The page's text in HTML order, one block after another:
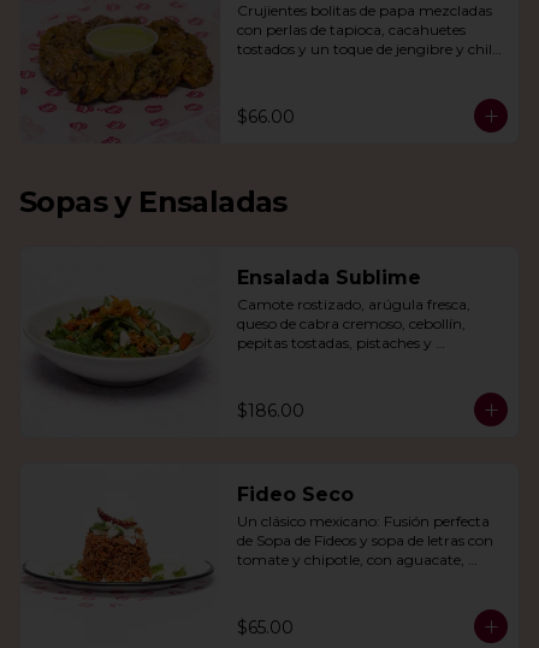
Crujientes bolitas de papa mezcladas
con perlas de tapioca, cacahuetes
tostados y un toque de jengibre y chile
$66.00
Sopas y Ensaladas
Ensalada Sublime
Camote rostizado, arúgula fresca,
queso de cabra cremoso, cebollín,
pepitas tostadas, pistaches y
$186.00
Fideo Seco
Un clásico mexicano: Fusión perfecta
de Sopa de Fideos y sopa de letras con
tomate y chipotle, con aguacate,
$65.00